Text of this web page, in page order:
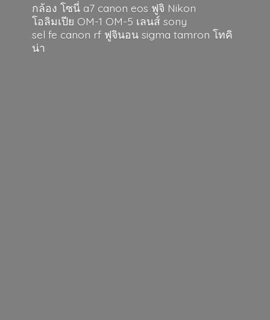
กล้อง โซนี่ a7 canon eos ฟูจิ Nikon
โอลิมเปีย OM-1 OM-5 เลนส์ sony
sel fe canon rf ฟูจินอน sigma tamron โทคิ
น่า